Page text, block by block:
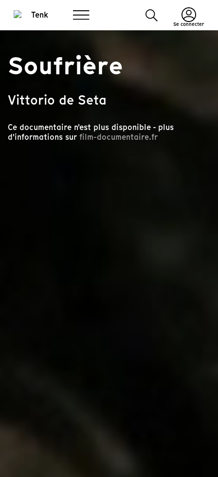
Se connecter
Soufrière
Vittorio de Seta
Ce documentaire n'est plus disponible - plus
d'informations sur film-documentaire.fr